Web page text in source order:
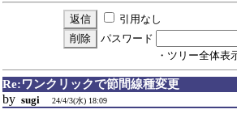
引用なし
パスワード
・ツリー全体表
Re:ワンクリックで節間線種変更
by sugi 24/4/3(水) 18:09